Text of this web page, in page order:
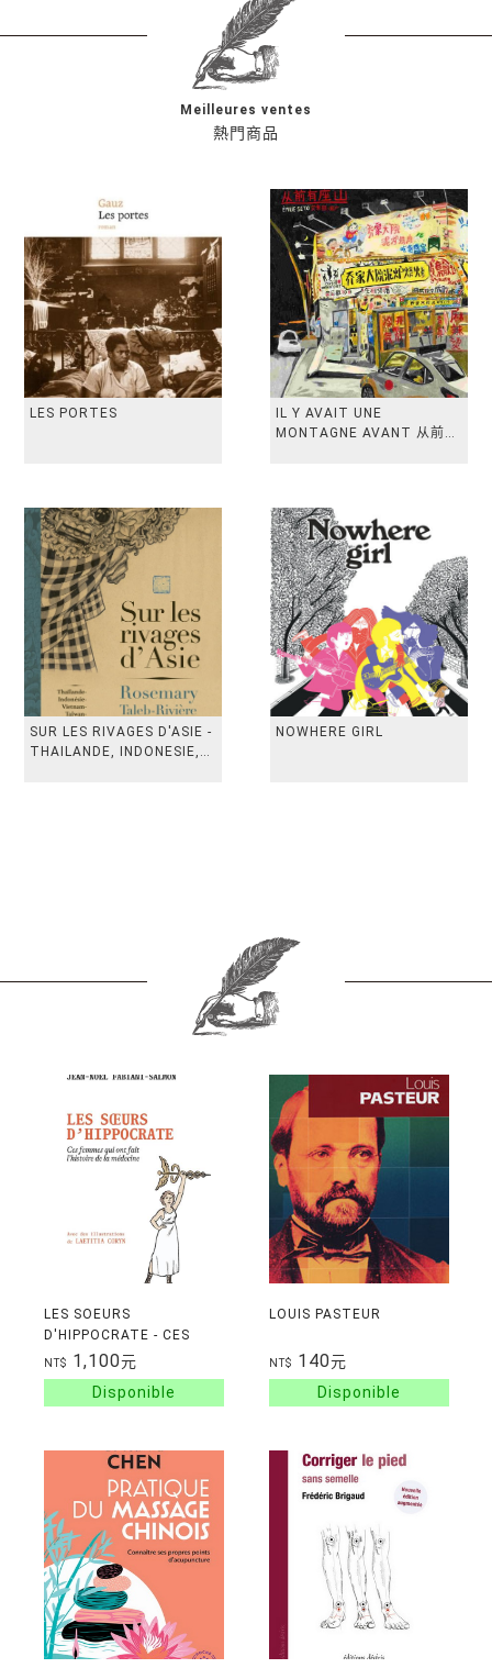
熱門商品
Meilleures ventes
LES PORTES
IL Y AVAIT UNE
MONTAGNE AVANT 从前有
SUR LES RIVAGES D'ASIE -
THAILANDE, INDONESIE,
NOWHERE GIRL
LES SOEURS
D'HIPPOCRATE - CES
FEMMES QUI ONT FAIT
L'HISTOIRE DE LA
MEDECINE
NT$ 1,100元
LOUIS PASTEUR
NT$ 140元